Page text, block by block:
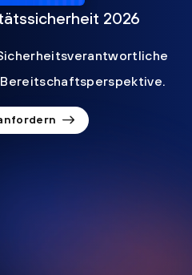
2026